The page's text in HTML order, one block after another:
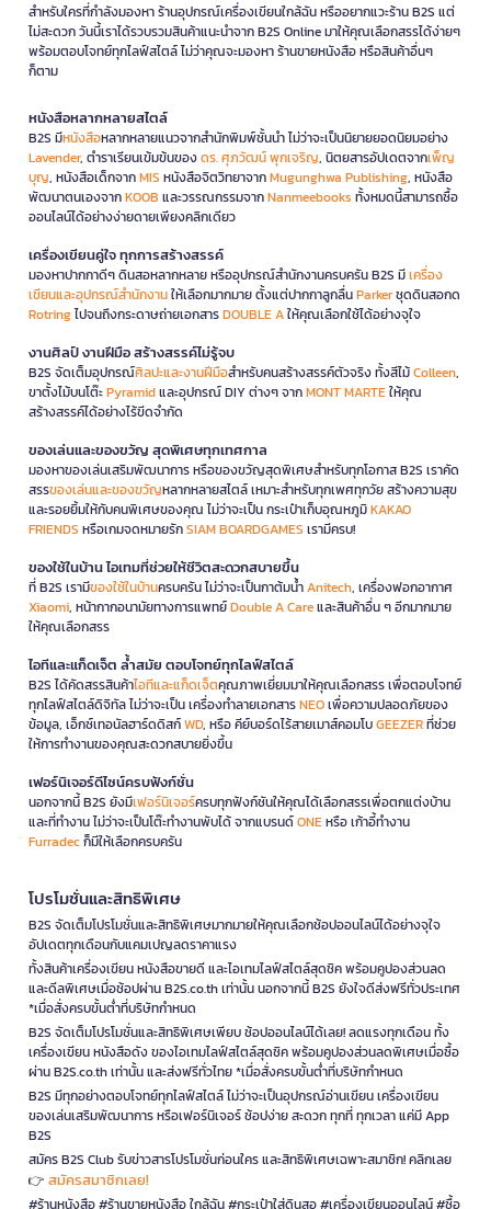
สำหรับใครที่กำลังมองหา ร้านอุปกรณ์เครื่องเขียนใกล้ฉัน หรืออยากแวะร้าน B2S แต่
ไม่สะดวก วันนี้เราได้รวบรวมสินค้าแนะนำจาก B2S Online มาให้คุณเลือกสรรได้ง่ายๆ
พร้อมตอบโจทย์ทุกไลฟ์สไตล์ ไม่ว่าคุณจะมองหา ร้านขายหนังสือ หรือสินค้าอื่นๆ
ก็ตาม
หนังสือหลากหลายสไตล์
B2S มีหนังสือหลากหลายแนวจากสำนักพิมพ์ชั้นนำ ไม่ว่าจะเป็นนิยายยอดนิยมอย่าง
Lavender, ตำราเรียนเข้มข้นของดร. ศุภวัฒน์ พุกเจริญ, นิตยสารอัปเดตจากเพ็ญ
บุญ, หนังสือเด็กจากMIS หนังสือจิตวิทยาจากMugunghwa Publishing, หนังสือ
พัฒนาตนเองจากKOOB และวรรณกรรมจากNanmeebooks ทั้งหมดนี้สามารถซื้อ
ออนไลน์ได้อย่างง่ายดายเพียงคลิกเดียว
เครื่องเขียนคู่ใจ ทุกการสร้างสรรค์
มองหาปากกาดีๆ ดินสอหลากหลาย หรืออุปกรณ์สำนักงานครบครัน B2S มีเครื่อง
เขียนและอุปกรณ์สำนักงานให้เลือกมากมาย ตั้งแต่ปากกาลูกลื่นParkerชุดดินสอกด
Rotringไปจนถึงกระดาษถ่ายเอกสารDOUBLE Aให้คุณเลือกใช้ได้อย่างจุใจ
งานศิลป์ งานฝีมือ สร้างสรรค์ไม่รู้จบ
B2S จัดเต็มอุปกรณ์ศิลปะและงานฝีมือสำหรับคนสร้างสรรค์ตัวจริง ทั้งสีไม้Colleen,
ขาตั้งไม้บนโต๊ะPyramidและอุปกรณ์ DIY ต่างๆ จากMONT MARTEให้คุณ
สร้างสรรค์ได้อย่างไร้ขีดจำกัด
ของเล่นและของขวัญ สุดพิเศษทุกเทศกาล
มองหาของเล่นเสริมพัฒนาการ หรือของขวัญสุดพิเศษสำหรับทุกโอกาส B2S เราคัด
สรรของเล่นและของขวัญหลากหลายสไตล์ เหมาะสำหรับทุกเพศทุกวัย สร้างความสุข
และรอยยิ้มให้กับคนพิเศษของคุณ ไม่ว่าจะเป็น กระเป๋าเก็บอุณหภูมิKAKAO
FRIENDS หรือเกมจดหมายรักSIAM BOARDGAMES เรามีครบ!
ของใช้ในบ้าน ไอเทมที่ช่วยให้ชีวิตสะดวกสบายขึ้น
ที่ B2S เรามีของใช้ในบ้านครบครัน ไม่ว่าจะเป็นกาต้มน้ำAnitech, เครื่องฟอกอากาศ
Xiaomi, หน้ากากอนามัยทางการแพทย์Double A Careและสินค้าอื่น ๆ อีกมากมาย
ให้คุณเลือกสรร
ไอทีและแก็ดเจ็ต ล้ำสมัย ตอบโจทย์ทุกไลฟ์สไตล์
B2S ได้คัดสรรสินค้าไอทีและแก็ดเจ็ตคุณภาพเยี่ยมมาให้คุณเลือกสรร เพื่อตอบโจทย์
ทุกไลฟ์สไตล์ดิจิทัล ไม่ว่าจะเป็น เครื่องทำลายเอกสารNEOเพื่อความปลอดภัยของ
ข้อมูล, เอ็กซ์เทอนัลฮาร์ดดิสก์WD, หรือ คีย์บอร์ดไร้สายเมาส์คอมโบGEEZERที่ช่วย
ให้การทำงานของคุณสะดวกสบายยิ่งขึ้น
เฟอร์นิเจอร์ดีไซน์ครบฟังก์ชั่น
นอกจากนี้ B2S ยังมีเฟอร์นิเจอร์ครบทุกฟังก์ชันให้คุณได้เลือกสรรเพื่อตกแต่งบ้าน
และที่ทำงาน ไม่ว่าจะเป็นโต๊ะทำงานพับได้ จากแบรนด์ONEหรือ เก้าอี้ทำงาน
Furradecก็มีให้เลือกครบครัน
โปรโมชั่นและสิทธิพิเศษ
B2S จัดเต็มโปรโมชั่นและสิทธิพิเศษมากมายให้คุณเลือกช้อปออนไลน์ได้อย่างจุใจ
อัปเดตทุกเดือนกับแคมเปญลดราคาแรง
ทั้งสินค้าเครื่องเขียน หนังสือขายดี และไอเทมไลฟ์สไตล์สุดชิค พร้อมคูปองส่วนลด
และดีลพิเศษเมื่อช้อปผ่าน B2S.co.th เท่านั้น นอกจากนี้ B2S ยังใจดีส่งฟรีทั่วประเทศ
*เมื่อสั่งครบขั้นต่ำที่บริษัทกำหนด
B2S จัดเต็มโปรโมชั่นและสิทธิพิเศษเพียบ ช้อปออนไลน์ได้เลย! ลดแรงทุกเดือน ทั้ง
เครื่องเขียน หนังสือดัง ของไอเทมไลฟ์สไตล์สุดชิค พร้อมคูปองส่วนลดพิเศษเมื่อซื้อ
ผ่าน B2S.co.th เท่านั้น และส่งฟรีทั่วไทย *เมื่อสั่งครบขั้นต่ำที่บริษัทกำหนด
B2S มีทุกอย่างตอบโจทย์ทุกไลฟ์สไตล์ ไม่ว่าจะเป็นอุปกรณ์อ่านเขียน เครื่องเขียน
ของเล่นเสริมพัฒนาการ หรือเฟอร์นิเจอร์ ช้อปง่าย สะดวก ทุกที่ ทุกเวลา แค่มี App
B2S
สมัคร B2S Club รับข่าวสารโปรโมชั่นก่อนใคร และสิทธิพิเศษเฉพาะสมาชิก! คลิกเลย
👉 สมัครสมาชิกเลย!
#ร้านหนังสือ #ร้านขายหนังสือ ใกล้ฉัน #กระเป๋าใส่ดินสอ #เครื่องเขียนออนไลน์ #ซื้อ